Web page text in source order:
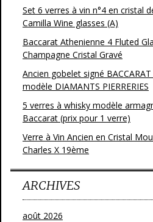
Set 6 verres à vin n°4 en cristal
Camilla Wine glasses (A)
Baccarat Athenienne 4 Fluted
Champagne Cristal Gravé
Ancien gobelet signé
modèle DIAMANTS PIERRERIES
5 verres à whisky modèle
Baccarat (prix pour 1 verre)
Verre à Vin Ancien en Cristal
Charles X 19ème
ARCHIVES
août 2026